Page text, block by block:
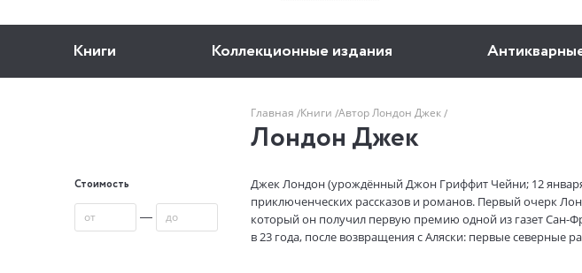
Книги Коллекционные издания
Главная Книги Автор Лондон Джек
Лондон Джек
Стоимость
—
Джек Лондон (урождённый Джон Гриффит Чейни; 12
приключенческих рассказов и романов. Первый очерк
который он получил первую премию одной из газет Сан-
в 23 года, после возвращения с Аляски: первые северные